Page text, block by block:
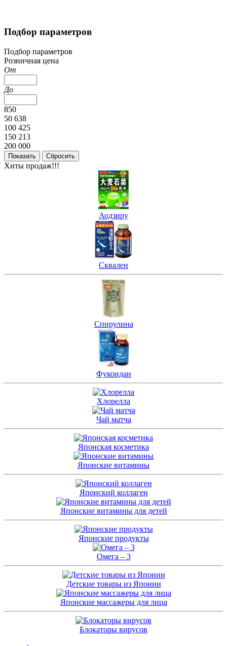
Подбор параметров
Подбор параметров
Розничная цена
От
До
850
50 638
100 425
150 213
200 000
Хиты продаж!!!
Аодзиру
Сквален
Спирулина
Фукоидан
Хлорелла
Чай матча
Японская косметика
Японские витамины
Японский коллаген
Японские витамины для детей
Японские продукты
Омега – 3
Детские товары из Японии
Японские массажеры для лица
Блокаторы вирусов